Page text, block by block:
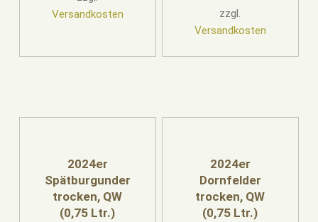
Versandkosten
zzgl.
Versandkosten
2024er
Spätburgunder
trocken, QW
(0,75 Ltr.)
2024er
Dornfelder
trocken, QW
(0,75 Ltr.)